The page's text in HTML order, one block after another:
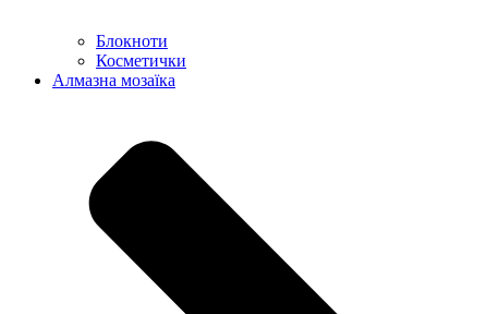
Блокноти
Косметички
Алмазна мозаїка